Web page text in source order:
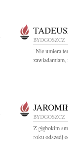
BYDGOSZCZ
"Nie umiera
zawiadamiam,
BYDGOSZCZ
Z głębokim
roku odszedł